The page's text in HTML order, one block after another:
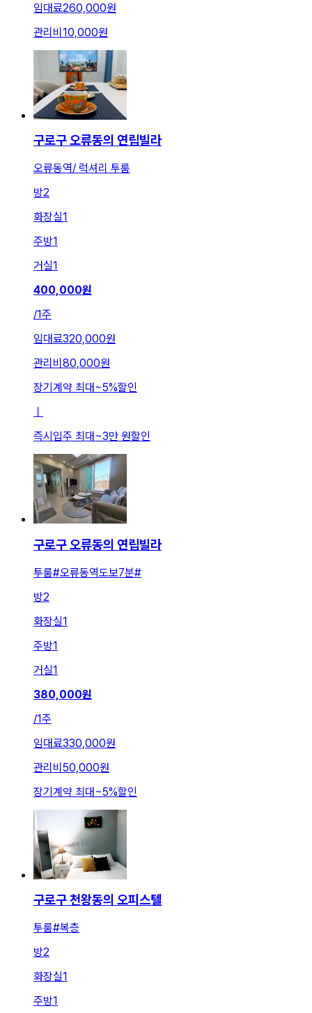
임대료260,000원
관리비 10,000원
구로구 오류동의 연립빌라
오류동역/ 럭셔리 투룸
방2
화장실1
주방1
거실1
400,000원
/1주
임대료320,000원
관리비 80,000원
장기계약 최대~5%할인
ㅣ
즉시입주 최대~3만 원할인
구로구 오류동의 연립빌라
투룸#오류동역도보7분#
방2
화장실1
주방1
거실1
380,000원
/1주
임대료330,000원
관리비 50,000원
장기계약 최대~5%할인
구로구 천왕동의 오피스텔
투룸#복층
방2
화장실1
주방1